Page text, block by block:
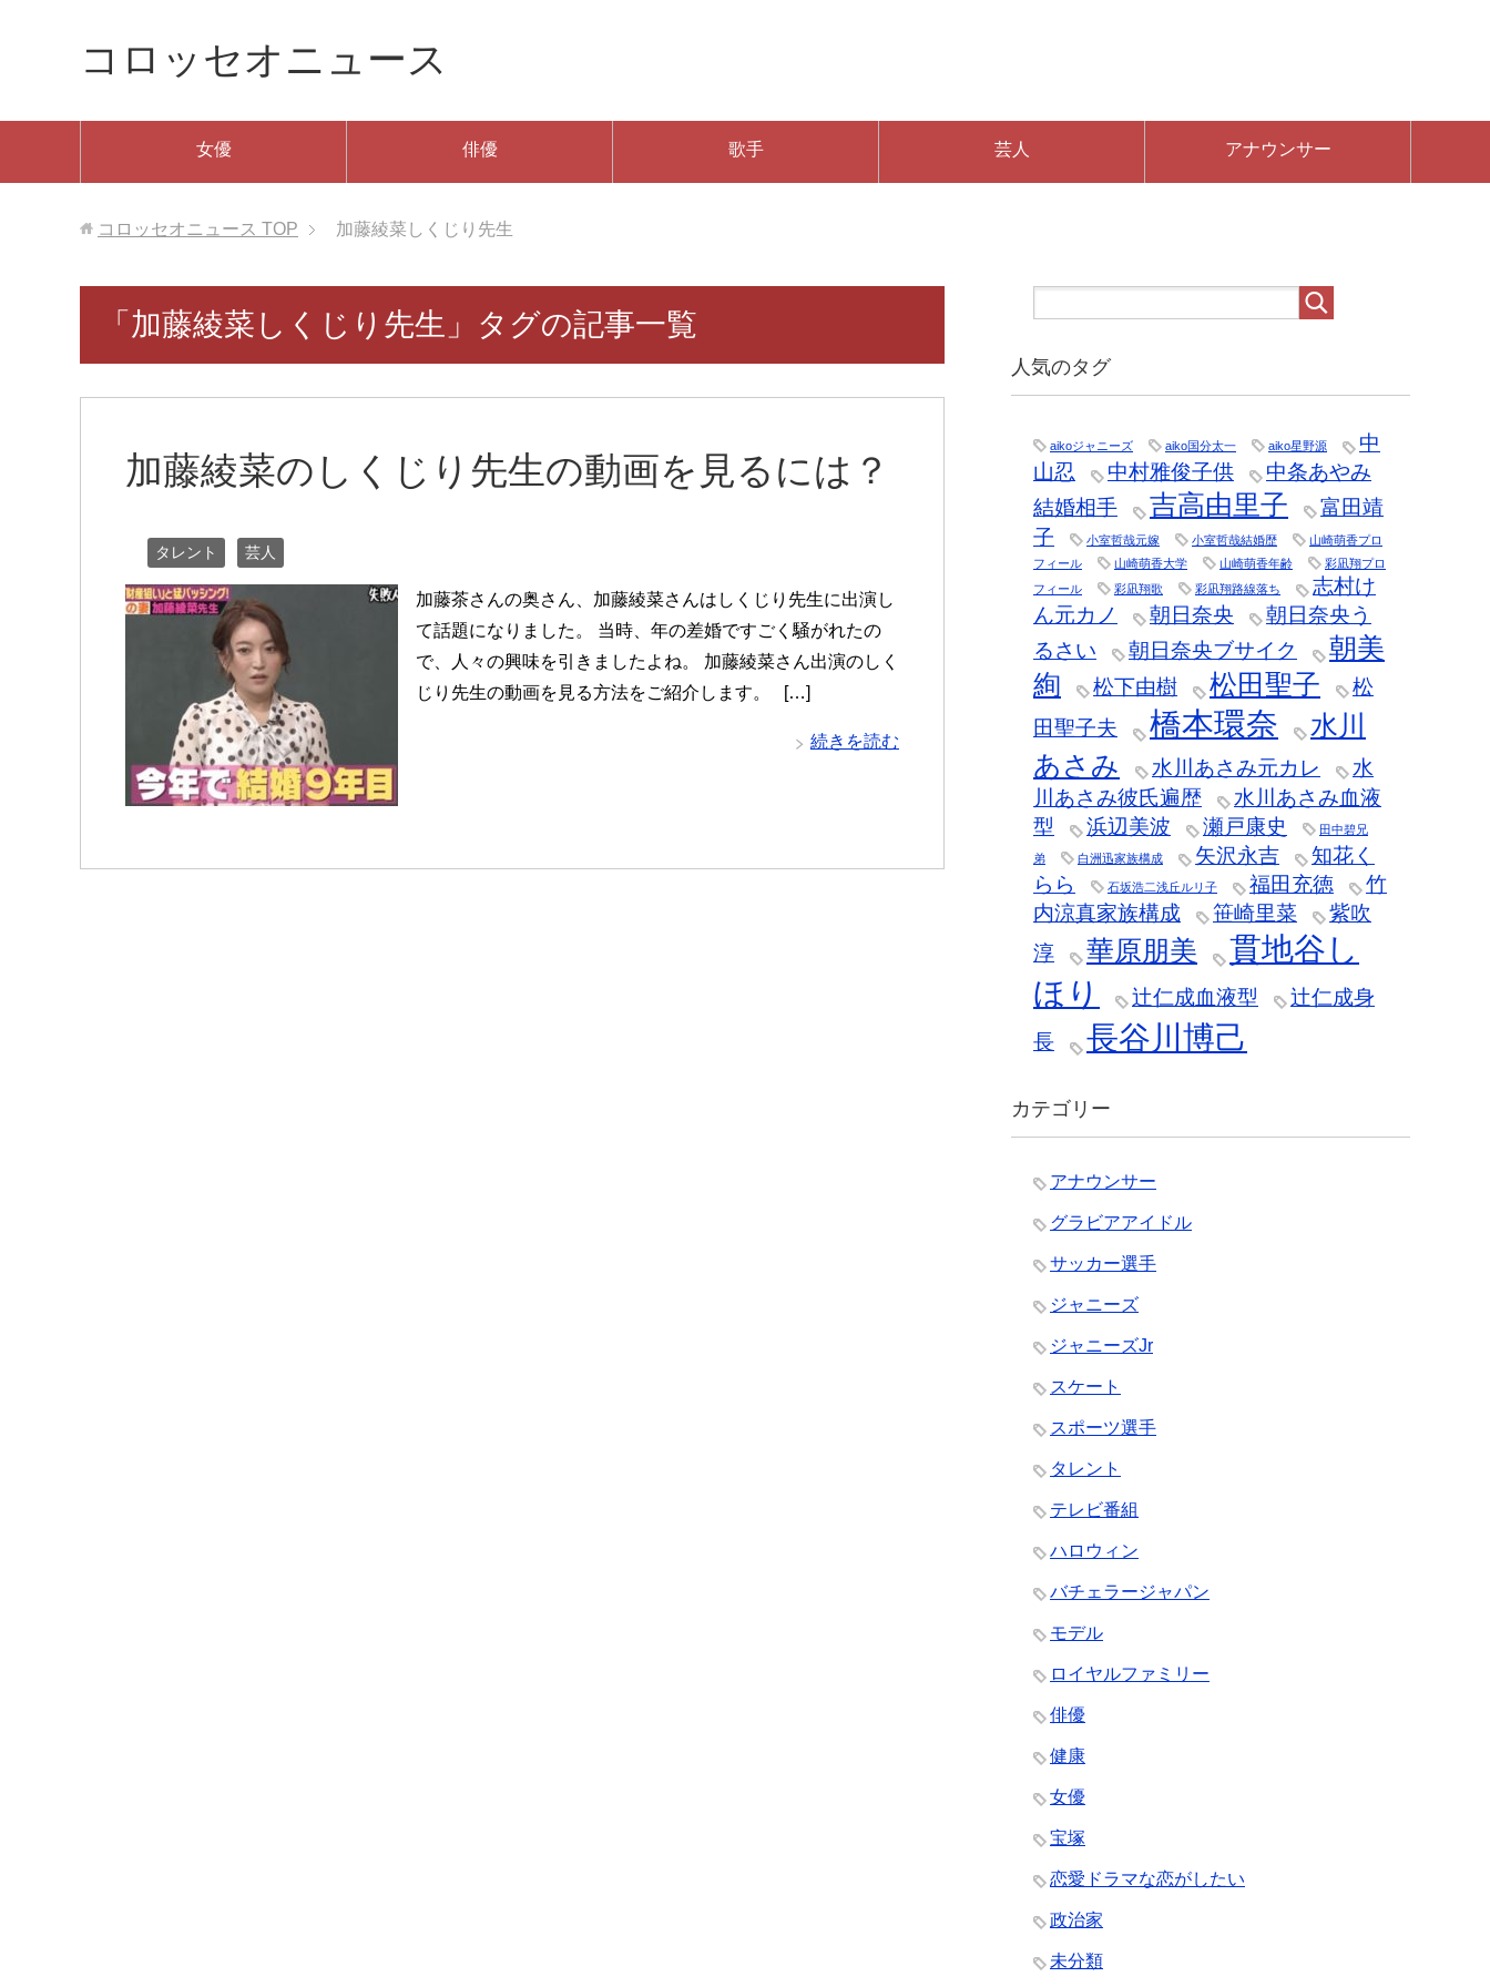
コロッセオニュース
女優 俳優 歌手 芸人 アナウンサー
コロッセオニュース TOP 加藤綾菜しくじり先生
「加藤綾菜しくじり先生」タグの記事一覧
加藤綾菜のしくじり先生の動画を見るには？
タレント 芸人
加藤茶さんの奥さん、加藤綾菜さんはしくじり先生に出演し
て話題になりました。 当時、年の差婚ですごく騒がれたの
で、人々の興味を引きましたよね。 加藤綾菜さん出演のしく
じり先生の動画を見る方法をご紹介します。 […]
続きを読む
人気のタグ
aikoジャニーズ aiko国分太一 aiko星野源
中
山忍
中村雅俊子供
中条あやみ
結婚相手
吉高由里子
富田靖
子
小室哲哉元嫁 小室哲哉結婚歴
山崎萌香プロ
フィール
山崎萌香大学 山崎萌香年齢
彩凪翔プロ
フィール
彩凪翔歌 彩凪翔路線落ち
志村け
ん元カノ
朝日奈央
朝日奈央う
るさい
朝日奈央ブサイク
朝美
絢
松下由樹 松田聖子
松
田聖子夫
橋本環奈
水川
あさみ
水川あさみ元カレ
水
川あさみ彼氏遍歴
水川あさみ血液
型
浜辺美波 瀬戸康史 田中碧兄
弟 白洲迅家族構成 矢沢永吉
知花く
らら
石坂浩二浅丘ルリ子 福田充徳
竹
内涼真家族構成
笹崎里菜
紫吹
淳
華原朋美
貫地谷し
ほり
辻仁成血液型
辻仁成身
長
長谷川博己
カテゴリー
アナウンサー
グラビアアイドル
サッカー選手
ジャニーズ
ジャニーズJr
スケート
スポーツ選手
タレント
テレビ番組
ハロウィン
バチェラージャパン
モデル
ロイヤルファミリー
俳優
健康
女優
宝塚
恋愛ドラマな恋がしたい
政治家
未分類